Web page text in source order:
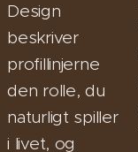
Design
beskriver
profillinjerne
den rolle, du
naturligt spiller
i livet, og